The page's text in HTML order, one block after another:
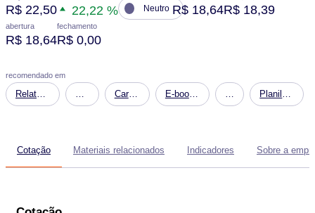
R$ 22,50 22,22 % Neutro R$ 18,64R$ 18,39
abertura
R$ 18,64
fechamento
R$ 0,00
recomendado em
Relatório
em
Carteira
Carteira
E-book
Carteira
Planilha
de
Cotação Materiais relacionados Indicadores Sobre a